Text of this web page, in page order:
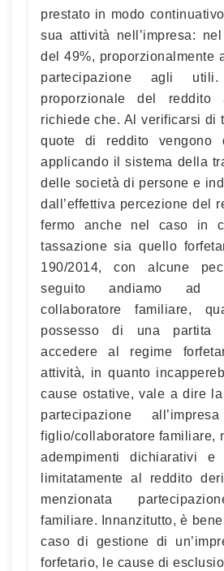
prestato in modo
sua attività nell’impresa:
del 49%, proporzionalmente
partecipazione agli utili.
proporzionale del reddito
richiede che. Al verificarsi di
quote di reddito vengono
applicando il sistema della
delle società di persone e
dall’effettiva percezione del
fermo anche nel caso in
tassazione sia quello
190/2014, con alcune
seguito andiamo ad
collaboratore familiare,
possesso di una partita
accedere al regime
attività, in quanto
cause ostative, vale a dire
partecipazione
figlio/collaboratore familiare,
adempimenti dichiarativi e
limitatamente al reddito
menzionata
familiare. Innanzitutto, è
caso di gestione di
forfetario, le cause di